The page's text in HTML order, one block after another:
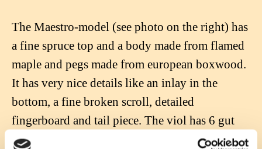
The Maestro-model (see photo on the right) has
a fine spruce top and a body made from flamed
maple and pegs made from european boxwood.
It has very nice details like an inlay in the
bottom, a fine broken scroll, detailed
fingerboard and tail piece. The viol has 6 gut
strings by Pirastro (available from violin